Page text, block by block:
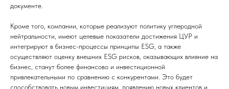
документе.
Кроме того, компании, которые реализуют политику углеродной
нейтральности, имеют целевые показатели достижения ЦУР и
интегрируют в бизнес-процессы принципы ESG, а также
осуществляют оценку внешних ESG рисков, оказывающих влияние на
бизнес, станут более финансово и инвестиционной
привлекательными по сравнению с конкурентами. Это будет
способствовать новым инвестициям, появлению новых клиентов и